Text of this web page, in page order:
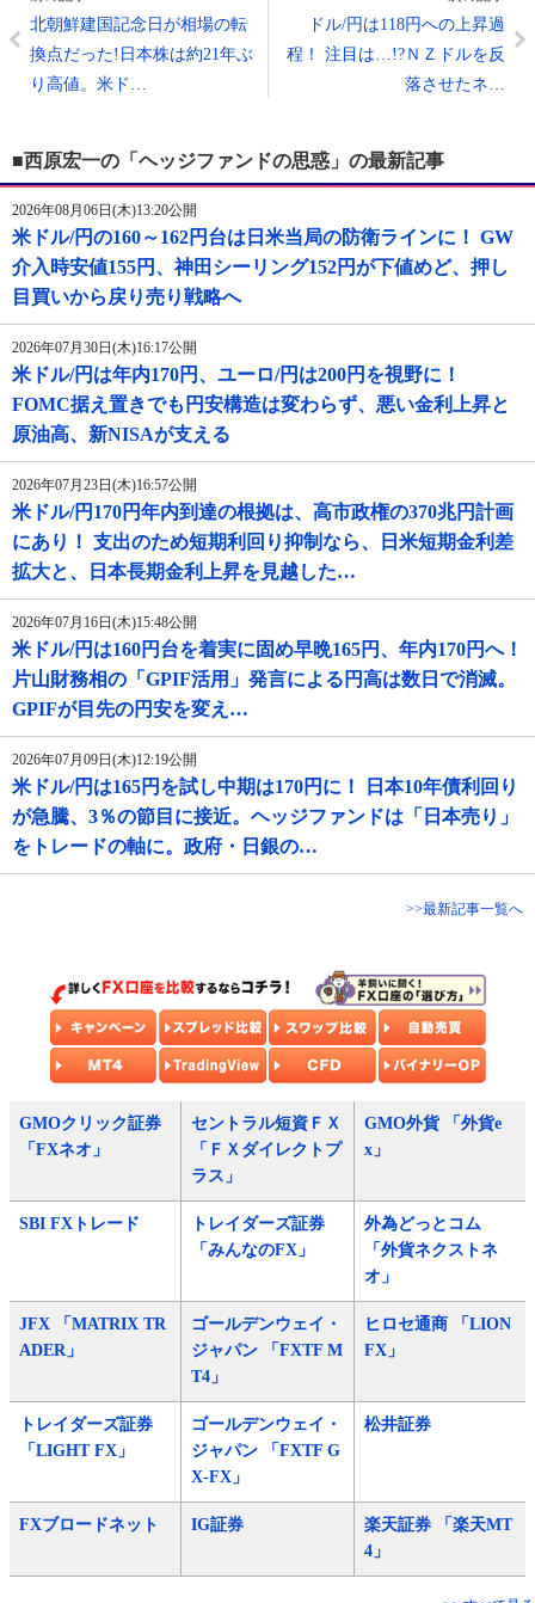
北朝鮮建国記念日が相場の転
換点だった!日本株は約21年ぶ
り高値。米ド…
ドル/円は118円への上昇過
程！ 注目は…!?ＮＺドルを反
落させたネ…
■西原宏一の「ヘッジファンドの思惑」の最新記事
2026年08月06日(木)13:20公開
米ドル/円の160～162円台は日米当局の防衛ラインに！ GW
介入時安値155円、神田シーリング152円が下値めど、押し
目買いから戻り売り戦略へ
2026年07月30日(木)16:17公開
米ドル/円は年内170円、ユーロ/円は200円を視野に！
FOMC据え置きでも円安構造は変わらず、悪い金利上昇と
原油高、新NISAが支える
2026年07月23日(木)16:57公開
米ドル/円170円年内到達の根拠は、高市政権の370兆円計画
にあり！ 支出のため短期利回り抑制なら、日米短期金利差
拡大と、日本長期金利上昇を見越した…
2026年07月16日(木)15:48公開
米ドル/円は160円台を着実に固め早晩165円、年内170円へ！
片山財務相の「GPIF活用」発言による円高は数日で消滅。
GPIFが目先の円安を変え…
2026年07月09日(木)12:19公開
米ドル/円は165円を試し中期は170円に！ 日本10年債利回り
が急騰、3％の節目に接近。ヘッジファンドは「日本売り」
をトレードの軸に。政府・日銀の…
>>最新記事一覧へ
GMOクリック証券
「FXネオ」
セントラル短資ＦＸ
「ＦＸダイレクトプ
ラス」
GMO外貨 「外貨e
x」
SBI FXトレード
トレイダーズ証券
「みんなのFX」
外為どっとコム
「外貨ネクストネ
オ」
JFX 「MATRIX TR
ADER」
ゴールデンウェイ・
ジャパン 「FXTF M
T4」
ヒロセ通商 「LION
FX」
トレイダーズ証券
「LIGHT FX」
ゴールデンウェイ・
ジャパン 「FXTF G
X-FX」
松井証券
FXブロードネット IG証券
楽天証券 「楽天MT
4」